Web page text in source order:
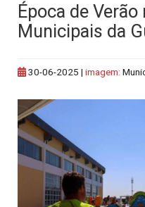
Época de
Municipais da
30-06-2025 | imagem: